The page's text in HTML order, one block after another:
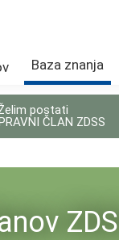
Baza znanja
postati
ČLAN ZDSS